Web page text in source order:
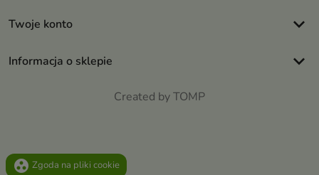
Twoje konto keyboard_arrow_down
Informacja o sklepie keyboard_arrow_down
Created by TOMP
group_work Zgoda na pliki cookie